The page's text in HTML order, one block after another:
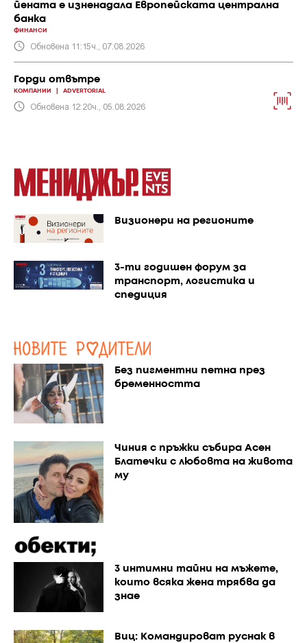
йената е изненадала Европейската централна
банка
ФИНАНСИ
Обновена 11:15ч., 07.08.2026
Горди отвътре
КОМПАНИИ ADVERTORIAL
Обновена 12:20ч., 05.08.2026
Визионери на регионите
3-ти годишен форум за
транспорт, логистика и
спедиция
Без пигментни петна през
бременността
Чиния с пръжки събира Асен
Блатечки с любовта на живота
му
3 интимни тайни на мъжете,
които всяка жена трябва да
знае
Виц: Командироват руснак в